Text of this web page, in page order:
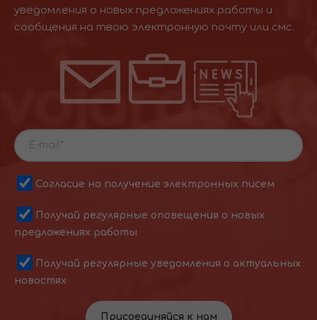
уведомления о новых предложениях работы и
сообщения на твою электронную почту или смс.
Согласие на получение электронных писем
Получай регулярные оповещения о новых
предложениях работы
Получай регулярные уведомления о актуальных
новостях
Присоединяйся к нам